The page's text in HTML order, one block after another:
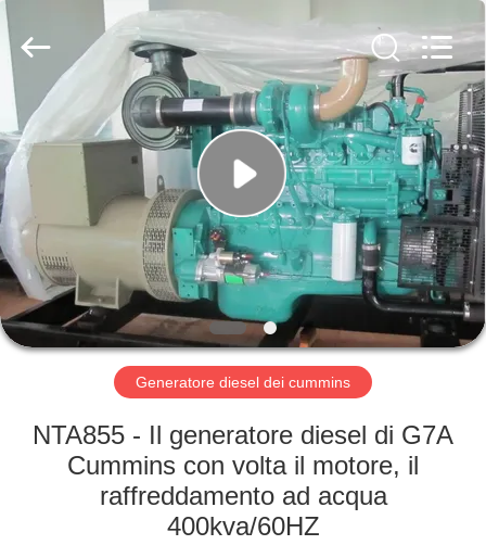
CASA
PRODOTTI
CIRCA
NOI
GIRO
FABBRICA
CONTROLLO
Shenzhen
Genor
Power
Equipment
Co.,
Ltd..
Rights
Reserved.
Generatore diesel dei cummins
NTA855 - Il generatore diesel di G7A
Cummins con volta il motore, il
raffreddamento ad acqua
400kva/60HZ